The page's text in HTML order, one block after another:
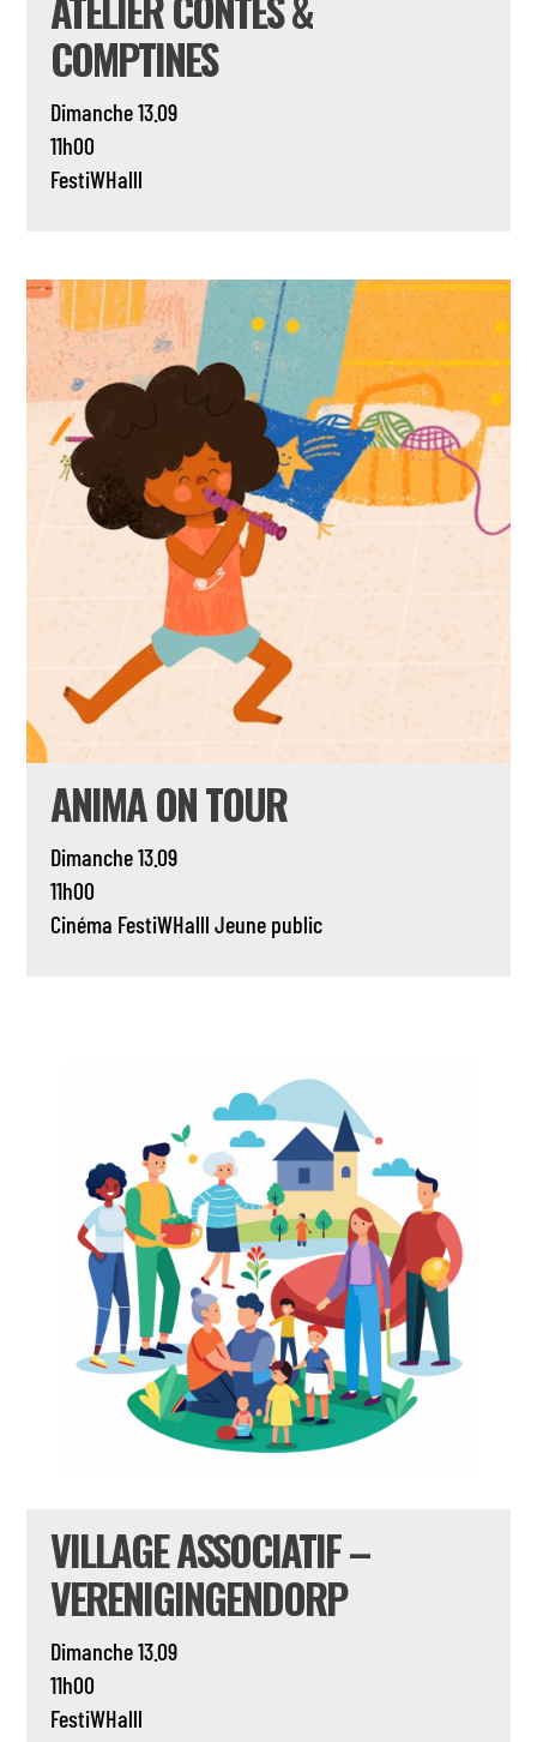
COMPTINES
Dimanche 13.09
11h00
FestiWHalll
ANIMA ON TOUR
Dimanche 13.09
11h00
Cinéma FestiWHalll Jeune public
VILLAGE ASSOCIATIF –
VERENIGINGENDORP
Dimanche 13.09
11h00
FestiWHalll